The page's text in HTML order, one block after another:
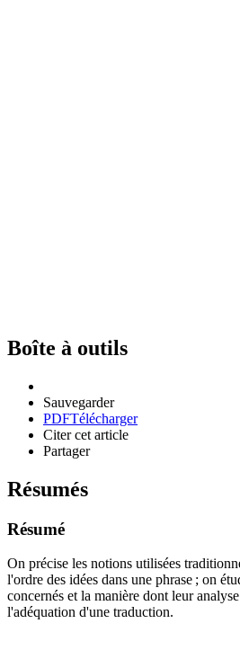
Boîte à outils
Sauvegarder
PDFTélécharger
Citer cet article
Partager
Résumés
Résumé
On précise les notions utilisées
l'ordre des idées dans une phrase ; on
concernés et la manière dont leur
l'adéquation d'une traduction.